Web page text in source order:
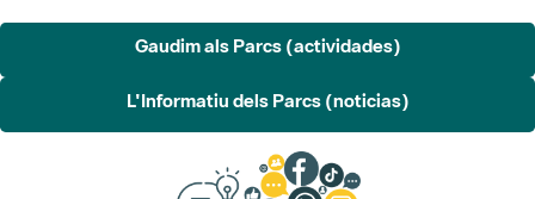
Gaudim als Parcs (actividades)
L'Informatiu dels Parcs (noticias)